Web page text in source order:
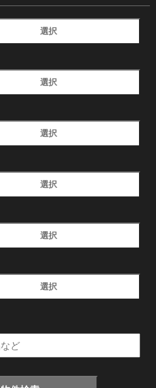
選択
選択
選択
選択
選択
選択